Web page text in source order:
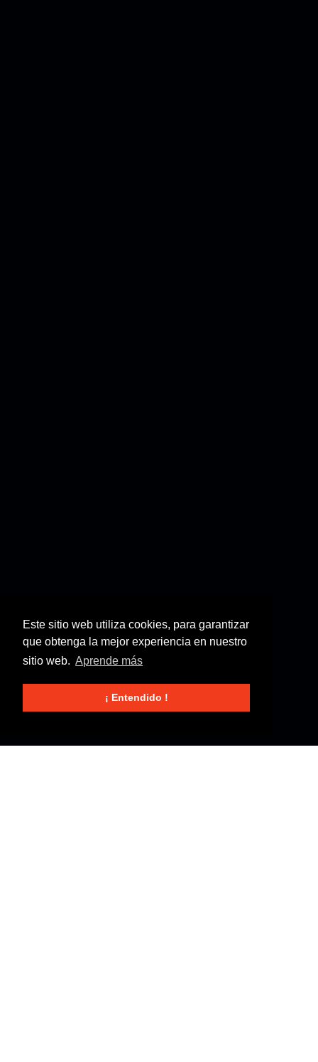
Este sitio web utiliza cookies, para garantizar
que obtenga la mejor experiencia en nuestro
sitio web. Aprende más
¡ Entendido !